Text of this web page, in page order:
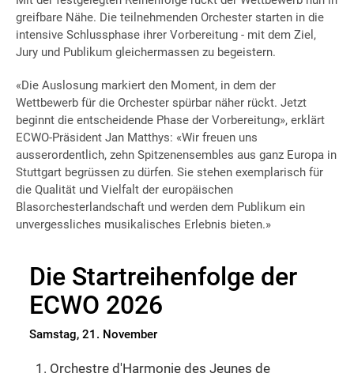
greifbare Nähe. Die teilnehmenden Orchester starten in die
intensive Schlussphase ihrer Vorbereitung - mit dem Ziel,
Jury und Publikum gleichermassen zu begeistern.
«Die Auslosung markiert den Moment, in dem der
Wettbewerb für die Orchester spürbar näher rückt. Jetzt
beginnt die entscheidende Phase der Vorbereitung», erklärt
ECWO-Präsident Jan Matthys: «Wir freuen uns
ausserordentlich, zehn Spitzenensembles aus ganz Europa in
Stuttgart begrüssen zu dürfen. Sie stehen exemplarisch für
die Qualität und Vielfalt der europäischen
Blasorchesterlandschaft und werden dem Publikum ein
unvergessliches musikalisches Erlebnis bieten.»
Die Startreihenfolge der
ECWO 2026
Samstag, 21. November
Orchestre d'Harmonie des Jeunes de